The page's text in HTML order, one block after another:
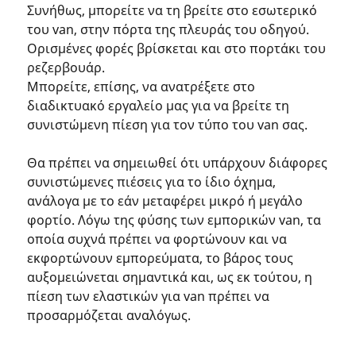
Συνήθως, μπορείτε να τη βρείτε στο εσωτερικό
του van, στην πόρτα της πλευράς του οδηγού.
Ορισμένες φορές βρίσκεται και στο πορτάκι του
ρεζερβουάρ.
Μπορείτε, επίσης, να ανατρέξετε στο
διαδικτυακό εργαλείο μας για να βρείτε τη
συνιστώμενη πίεση για τον τύπο του van σας.
Θα πρέπει να σημειωθεί ότι υπάρχουν διάφορες
συνιστώμενες πιέσεις για το ίδιο όχημα,
ανάλογα με το εάν μεταφέρει μικρό ή μεγάλο
φορτίο. Λόγω της φύσης των εμπορικών van, τα
οποία συχνά πρέπει να φορτώνουν και να
εκφορτώνουν εμπορεύματα, το βάρος τους
αυξομειώνεται σημαντικά και, ως εκ τούτου, η
πίεση των ελαστικών για van πρέπει να
προσαρμόζεται αναλόγως.